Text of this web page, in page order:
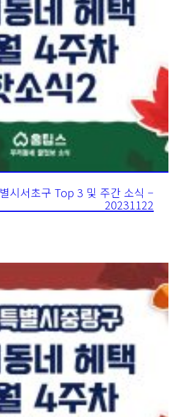
시서초구 Top 3 및 주간 소식 –
20231122